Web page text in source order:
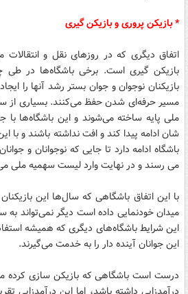
* بازیکن پروری و بازیکن گیری
اتفاق دیگری که در روزهای نقل و
بازیکن گیری است. برخی باشگاه‌ها در
بازیکنان نوجوان و جوان بستر رشد آنها را
مسیر حر‌فه‌ای شدن حفظ می‌کنند. بسیاری از
ملی پایه ساخته می‌شوند و این باشگاه‌ها
شان ادامه پیدا کند و افت نداشته باشند و با
باشگاه ا‌د‌ا‌مه‌ دارد تا جایی که نو‌جو‌ا‌نان و
می رسند و در نهایت وارد لیست سهمیه ملی
با این اتفاق باشگاهی که سال‌ها این
میدان خودنمایی داده است دیگر نمی‌تواند به
این شرایط باشگاه‌های دیگری که همیشه
این جوانان آینده دار را به خدمت می‌گیرند.
درست است باشگاهی که بازیکن سازی کرده